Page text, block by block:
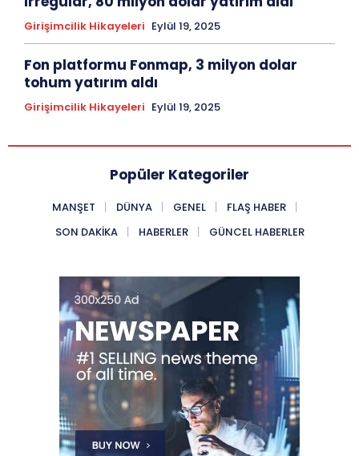
Girişimcilik Hikayeleri Eylül 19, 2025
Fon platformu Fonmap, 3 milyon dolar
tohum yatırım aldı
Girişimcilik Hikayeleri Eylül 19, 2025
Popüler Kategoriler
MANŞET DÜNYA GENEL
FLAŞ HABER
SON DAKIKA
HABERLER GÜNCEL HABERLER